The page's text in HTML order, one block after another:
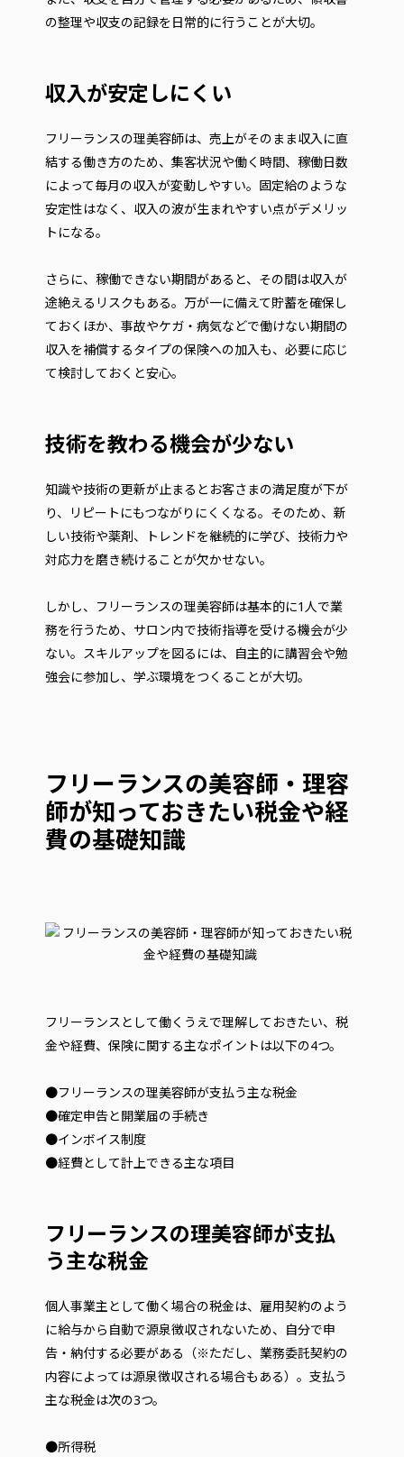
の整理や収支の記録を日常的に行うことが大切。
収入が安定しにくい
フリーランスの理美容師は、売上がそのまま収入に直
結する働き方のため、集客状況や働く時間、稼働日数
によって毎月の収入が変動しやすい。固定給のような
安定性はなく、収入の波が生まれやすい点がデメリッ
トになる。
さらに、稼働できない期間があると、その間は収入が
途絶えるリスクもある。万が一に備えて貯蓄を確保し
ておくほか、事故やケガ・病気などで働けない期間の
収入を補償するタイプの保険への加入も、必要に応じ
て検討しておくと安心。
技術を教わる機会が少ない
知識や技術の更新が止まるとお客さまの満足度が下が
り、リピートにもつながりにくくなる。そのため、新
しい技術や薬剤、トレンドを継続的に学び、技術力や
対応力を磨き続けることが欠かせない。
しかし、フリーランスの理美容師は基本的に1人で業
務を行うため、サロン内で技術指導を受ける機会が少
ない。スキルアップを図るには、自主的に講習会や勉
強会に参加し、学ぶ環境をつくることが大切。
フリーランスの美容師・理容
師が知っておきたい税金や経
費の基礎知識
フリーランスとして働くうえで理解しておきたい、税
金や経費、保険に関する主なポイントは以下の4つ。
●フリーランスの理美容師が支払う主な税金
●確定申告と開業届の手続き
●インボイス制度
●経費として計上できる主な項目
フリーランスの理美容師が支払
う主な税金
個人事業主として働く場合の税金は、雇用契約のよう
に給与から自動で源泉徴収されないため、自分で申
告・納付する必要がある（※ただし、業務委託契約の
内容によっては源泉徴収される場合もある）。支払う
主な税金は次の3つ。
●所得税